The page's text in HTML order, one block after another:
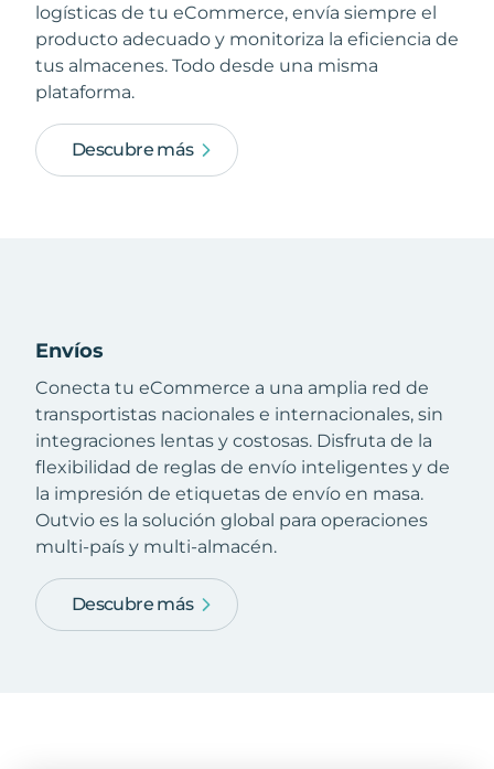
logísticas de tu eCommerce, envía siempre el
producto adecuado y monitoriza la eficiencia de
tus almacenes. Todo desde una misma
plataforma.
Descubre más
Envíos
Conecta tu eCommerce a una amplia red de
transportistas nacionales e internacionales, sin
integraciones lentas y costosas. Disfruta de la
flexibilidad de reglas de envío inteligentes y de
la impresión de etiquetas de envío en masa.
Outvio es la solución global para operaciones
multi-país y multi-almacén.
Descubre más